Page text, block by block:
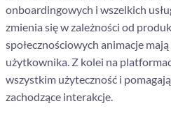
onboardingowych i wszelkich
zmienia się w zależności od
społecznościowych animacje
użytkownika. Z kolei na
wszystkim użyteczność i
zachodzące interakcje.